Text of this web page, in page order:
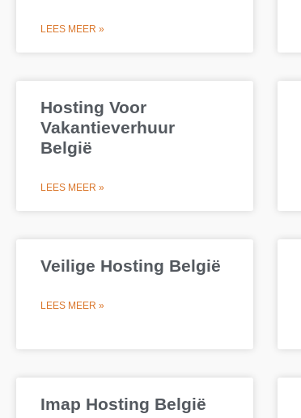
LEES MEER »
Hosting Voor
Vakantieverhuur
België
LEES MEER »
Veilige Hosting België
LEES MEER »
Imap Hosting België